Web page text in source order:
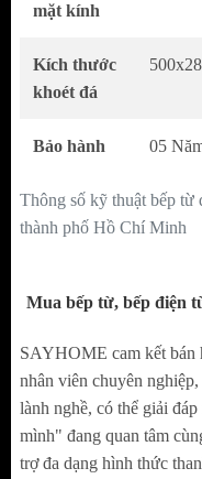
cho người tiêu
mua cho gia đình
ý. Thấu hiểu
đến gia đình mình
KAFF KF-330DI
cùng những tính
Thông số kỹ thuật bếp
thành phố Hồ Chí Minh
mặt kính
Kích thước
khoét đá
Bảo hành 05
Mua bếp từ, bếp điện
SAYHOME cam kết bán
nhân viên chuyên
lành nghề, có thể giải
mình" đang quan tâm
trợ đa dạng hình thức